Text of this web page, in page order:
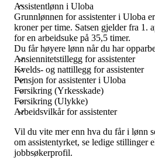
Assistentlønn i Uloba
Grunnlønnen for assistenter i Uloba
kroner per time. Satsen gjelder fra 1.
for en arbeidsuke på 35,5 timer.
Du får høyere lønn når du har
Ansiennitetstillegg for assistenter
Kvelds- og nattillegg for assistenter
Pensjon for assistenter i Uloba
Forsikring (Yrkesskade)
Forsikring (Ulykke)
Arbeidsvilkår for assistenter
Vil du vite mer enn hva du får i lønn
om assistentyrket, se ledige stillinger
jobbsøkerprofil.